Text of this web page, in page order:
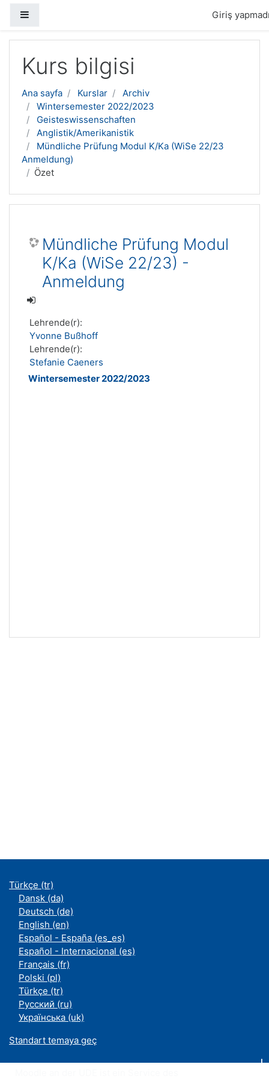
Giriş
Kurs bilgisi
Ana sayfa Kurslar
Archiv
Wintersemester 2022/2023
Geisteswissenschaften
Anglistik/Amerikanistik
Mündliche Prüfung Modul K/Ka (WiSe 22/23
Anmeldung)
Özet
Mündliche Prüfung Modul
K/Ka (WiSe 22/23) -
Anmeldung
Lehrende(r):
Yvonne Bußhoff
Lehrende(r):
Stefanie Caeners
Wintersemester 2022/2023
Türkçe ‎(tr)‎
Dansk ‎(da)‎
Deutsch ‎(de)‎
English ‎(en)‎
Español - España ‎(es_es)‎
Español - Internacional ‎(es)‎
Français ‎(fr)‎
Polski ‎(pl)‎
Türkçe ‎(tr)‎
Русский ‎(ru)‎
Українська ‎(uk)‎
Standart temaya geç